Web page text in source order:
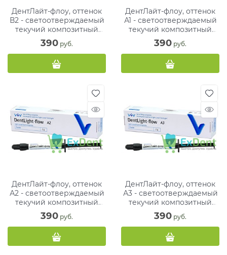
ДентЛайт-флоу, оттенок
В2 - светоотверждаемый
текучий композитный
материал (1 х 2 г)
390 руб.
ДентЛайт-флоу, оттенок
А1 - светоотверждаемый
текучий композитный
материал (1 х 2 г)
390 руб.
ДентЛайт-флоу, оттенок
А2 - светоотверждаемый
текучий композитный
материал (1 х 2 г)
390 руб.
ДентЛайт-флоу, оттенок
А3 - светоотверждаемый
текучий композитный
материал (1 х 2 г)
390 руб.